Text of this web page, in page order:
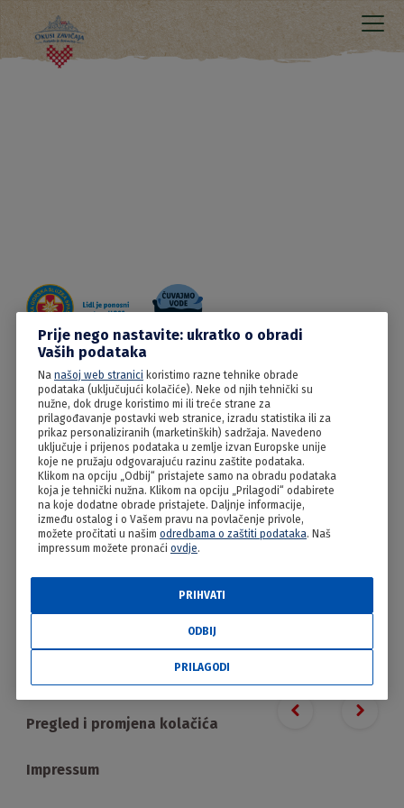
08.06.2022
Tačke
Previous slide
Next
Pregled i promjena kolačića
Impressum
Prije nego nastavite: ukratko o obradi
Vaših podataka
Na našoj web stranici koristimo razne tehnike obrade
podataka (uključujući kolačiće). Neke od njih tehnički su
nužne, dok druge koristimo mi ili treće strane za
prilagođavanje postavki web stranice, izradu statistika ili za
prikaz personaliziranih (marketinških) sadržaja. Navedeno
uključuje i prijenos podataka u zemlje izvan Europske unije
koje ne pružaju odgovarajuću razinu zaštite podataka.
Klikom na opciju „Odbij“ pristajete samo na obradu podataka
koja je tehnički nužna. Klikom na opciju „Prilagodi“ odabirete
na koje dodatne obrade pristajete. Daljnje informacije,
između ostalog i o Vašem pravu na povlačenje privole,
možete pročitati u našim odredbama o zaštiti podataka. Naš
impressum možete pronaći ovdje.
ODBIJ
PRIHVATI
PRILAGODI